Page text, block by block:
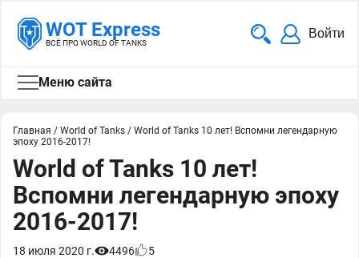
WOT Express
ВСЁ ПРО WORLD OF TANKS
Войти
Меню сайта
Главная / World of Tanks / World of Tanks 10 лет! Вспомни легендарную
эпоху 2016-2017!
World of Tanks 10 лет!
Вспомни легендарную эпоху
2016-2017!
18 июля 2020 г. 4496 5